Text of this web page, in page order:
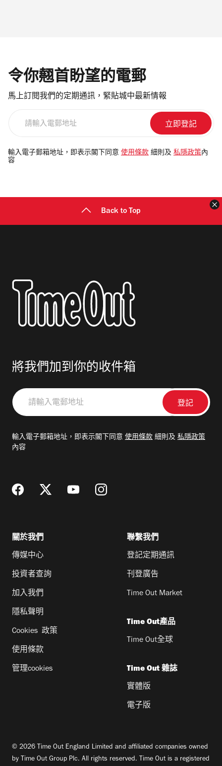
令你翹首盼望的電郵
馬上訂閱我們的定期通訊，緊貼城中最新情報
電
郵
輸入電子郵箱地址，即表示閣下同意 使用條款 細則及 私隱政策 內
容
Back to Top
將我們加到你的收件箱
請
輸
郵
輸入電子郵箱地址，即表示閣下同意 使用條款 細則及 私隱政策
內容
關於我們
傳媒中心
投資者查詢
加入我們
隱私聲明
Cookies 政策
使用條款
管理cookies
聯繫我們
登記定期通訊
刊登廣告
Time Out Market
Time Out產品
Time Out全球
Time Out 雜誌
實體版
電子版
© 2026 Time Out England Limited and affiliated companies owned
by Time Out Group Plc. All rights reserved. Time Out is a registered